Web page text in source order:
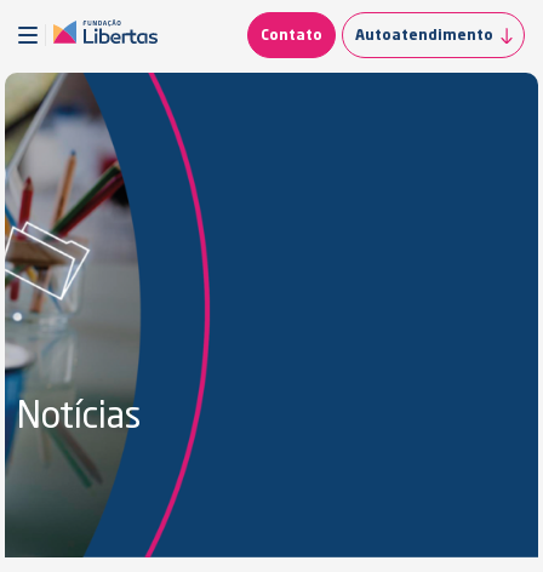
Contato Autoatendimento
Notícias